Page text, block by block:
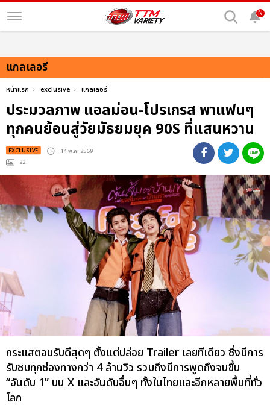
N
แกลเลอรี
หน้าแรก exclusive แกลเลอรี
ประมวลภาพ แอลม่อน-โปรเกรส พาแฟนๆ
ทุกคนย้อนสู่วัยมัธยมยุค 90S ที่แสนหวาน
EXCLUSIVE : 14 พ.ค. 2569
: 22
กระแสตอบรับดีสุดๆ ตั้งแต่ปล่อย Trailer เลยทีเดียว ซึ่งมีการ
รับชมทุกช่องทางกว่า 4 ล้านวิว รวมถึงมีการพูดถึงจนขึ้น
“อันดับ 1” บน X และอันดับอื่นๆ ทั้งในไทยและอีกหลายพื้นที่ทั่ว
โลก